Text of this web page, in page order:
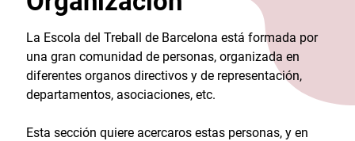
La Escola del Treball de Barcelona está formada por
una gran comunidad de personas, organizada en
diferentes organos directivos y de representación,
departamentos, asociaciones, etc.
Esta sección quiere acercaros estas personas, y en